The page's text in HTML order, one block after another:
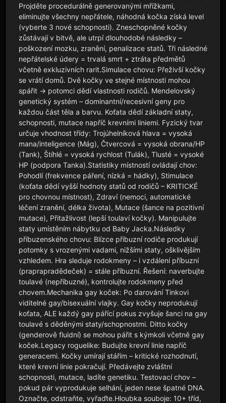
Projděte procedurálně generovanými mřížkami,
eliminujte všechny nepřátele, náhodná kočka získá level
(vyberte 3 nové schopnosti). Zneschopněné kočky
zůstávají v bitvě, ale utrpí dlouhodobé následky –
poškození mozku, zranění, penalizace statů. Tři následné
nepřátelské údery = trvalá smrt + ztráta předmětů
včetně exkluzivních rarit.Simulace chovu: Přeživší kočky
se vrátí domů. Dvě kočky ve stejné místnosti mohou
spářit → potomci dědí vlastnosti rodičů. Mendelovský
genetický systém – dominantní/recesivní geny pro
každou část těla a barvu. Koťata dědí základní staty,
schopnosti, mutace napříč krevními liniemi. Fyzický tvar
určuje vhodnost třídy: Trojúhelníková hlava = vysoká
mana/inteligence (Mág), Čtvercová = vysoká obrana/HP
(Tank), Štíhlé = vysoká rychlost (Tulák), Tlusté = vysoké
HP (podpora Tanka).Statistiky místností ovládají chov:
Pohodlí (frekvence páření, nízká = hádky), Stimulace
(koťata dědí vyšší hodnoty statů od rodičů – KRITICKÉ
pro chovnou místnost), Zdraví (nemoci, automatické
léčení zranění, délka života), Mutace (šance na pozitivní
mutace), Přitažlivost (lepší toulaví kočky). Manipulujte
staty umístěním nábytku od Baby Jacka.Následky
příbuzenského chovu: Blízce příbuzní rodiče produkují
potomky s vrozenými vadami, nižšími staty, ošklivějším
vzhledem. Hra sleduje rodokmeny – i vzdálení příbuzní
(praprapradědeček) = stále příbuzní. Řešení: naverbujte
toulavé (nepříbuzné), kontrolujte rodokmeny před
chovem.Mechanika gay koček: Po darování Tinkovi
viditelné gay/bisexuální vlajky. Gay kočky neprodukují
koťata, ALE každý gay pářící pokus zvyšuje šanci na gay
toulavé s děděnými staty/schopnostmi. Ditto kočky
(genderově fluidní) se mohou pářit s kýmkoli včetně gay
koček.Legacy roguelike: Budujte krevní linie napříč
generacemi. Kočky umírají stářím – kritické rozhodnutí,
které krevní linie pokračují. Předávejte zvláštní
schopnosti, mutace, ladíte genetiku. Testovací chov –
pokud pár vyprodukuje selhání, jeden nese špatné DNA.
Označte, odstraňte, vyřaďte.Hloubka souboje: 10+ tříd,